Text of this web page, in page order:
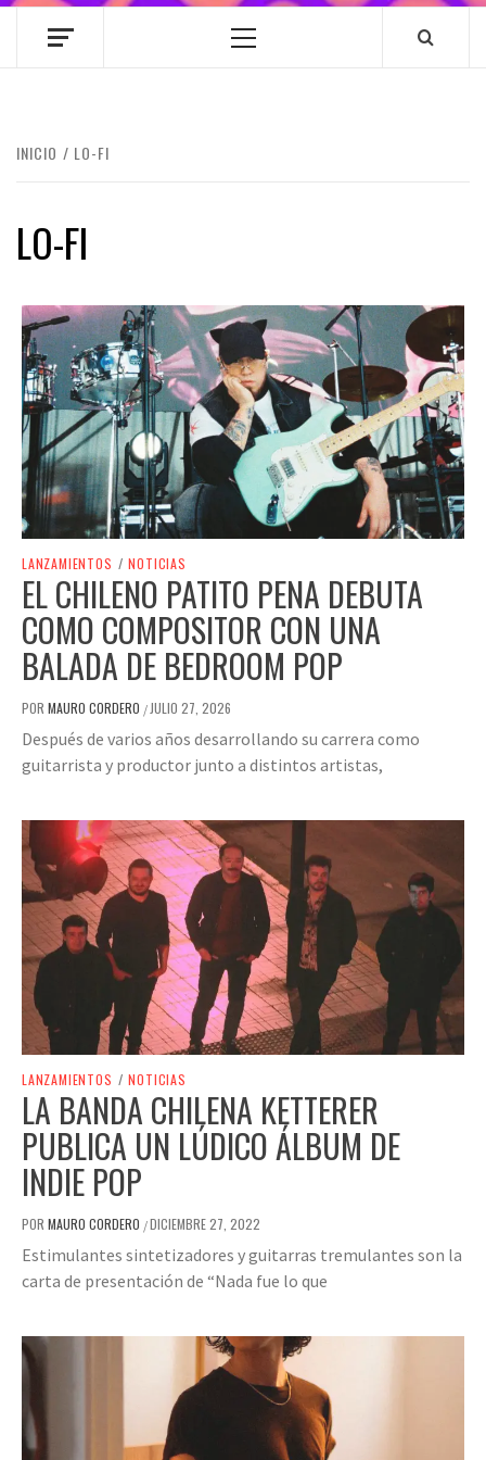
Menú
INICIO LO-FI
LO-FI
LANZAMIENTOS / NOTICIAS
EL CHILENO PATITO PENA DEBUTA
COMO COMPOSITOR CON UNA
BALADA DE BEDROOM POP
POR MAURO CORDERO /JULIO 27, 2026
Después de varios años desarrollando su carrera como
guitarrista y productor junto a distintos artistas,
LANZAMIENTOS / NOTICIAS
LA BANDA CHILENA KETTERER
PUBLICA UN LÚDICO ÁLBUM DE
INDIE POP
POR MAURO CORDERO /DICIEMBRE 27, 2022
Estimulantes sintetizadores y guitarras tremulantes son la
carta de presentación de “Nada fue lo que